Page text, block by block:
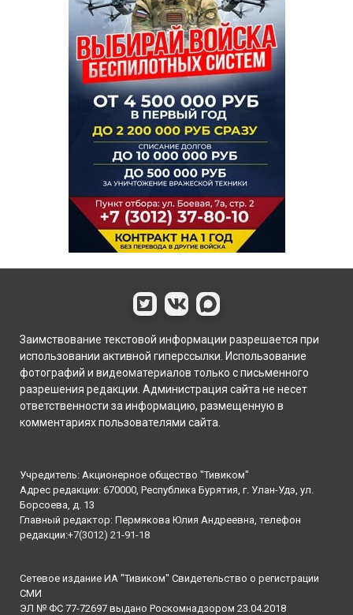
Заимствование текстовой информации разрешается при
использовании активной гиперссылки. Использование
фотографий и видеоматериалов только с письменного
разрешения редакции. Администрация сайта не несет
ответственности за информацию, размещенную в
комментариях пользователями сайта.
Учредитель: Акционерное общество "Тивиком"
Адрес редакции: 670000, Республика Бурятия, г. Улан-Удэ, ул.
Борсоева, д. 13
Главный редактор: Пермякова Юлия Андреевна, телефон
редакции:+7(3012) 21-91-18
Сетевое издание ИА "Тивиком" Свидетельство о регистрации
СМИ
ЭЛ № ФС 77-72697 выдано Роскомнадзором 23.04.2018